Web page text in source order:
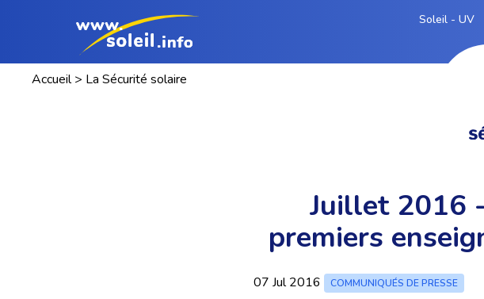
Soleil - UV
Accueil > La Sécurité solaire
Juillet 2016
premiers
07 Jul 2016 COMMUNIQUÉS DE PRESSE